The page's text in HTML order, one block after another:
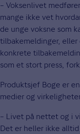
– Voksenlivet
mange ikke vet
de unge voksne som
tilbakemeldinger, eller
konkrete
som et stort press,
Produktsjef Boge er
medier og
– Livet på nettet og i
Det er heller ikke